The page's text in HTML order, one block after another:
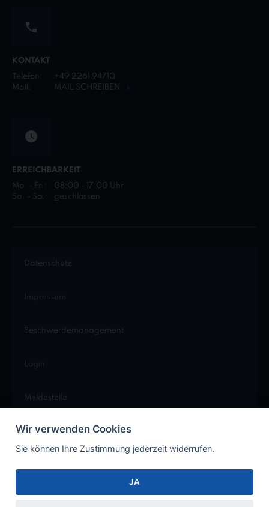
KONTAKT
Telefon:
+49 2261 94710
Mail:
MAIL SCHREIBEN
ERREICHBARKEIT
Mo. - Fr.:
08:00 - 17:00 Uhr
Sa. - So.:
geschlossen
Datenschutz
Impressum
Beschwerdemanagement
Login
Meldestelle
Cookie Einstellungen
Wir verwenden Cookies
Sie können Ihre Zustimmung jederzeit widerrufen.
JA